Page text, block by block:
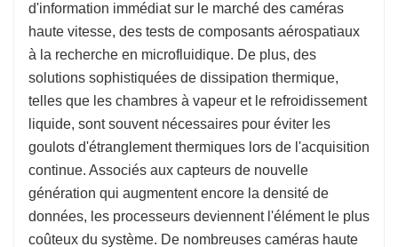
d'information immédiat sur le marché des caméras
haute vitesse, des tests de composants aérospatiaux
à la recherche en microfluidique. De plus, des
solutions sophistiquées de dissipation thermique,
telles que les chambres à vapeur et le refroidissement
liquide, sont souvent nécessaires pour éviter les
goulots d'étranglement thermiques lors de l'acquisition
continue. Associés aux capteurs de nouvelle
génération qui augmentent encore la densité de
données, les processeurs deviennent l'élément le plus
coûteux du système. De nombreuses caméras haute